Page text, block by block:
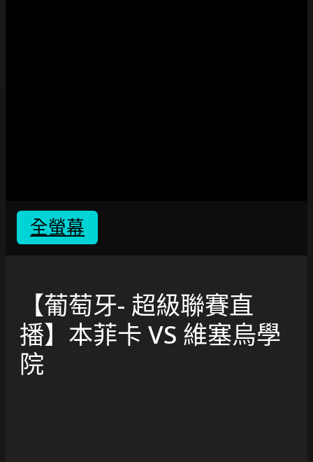
全螢幕
【葡萄牙- 超級聯賽直
播】本菲卡 VS 維塞烏學
院